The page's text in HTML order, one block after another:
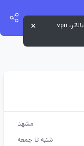
مشهد
شنبه تا جمعه
برای تجربه کاربری بهتر و سرعت بالاتر، vpn